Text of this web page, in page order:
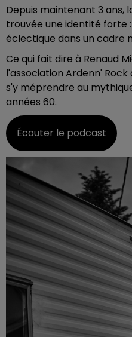
Depuis maintenant 3 ans,
trouvée une identité forte
éclectique dans un cadre
Ce qui fait dire à Renaud
l'association Ardenn'
s'y méprendre au
années 60.
Écouter le podcast